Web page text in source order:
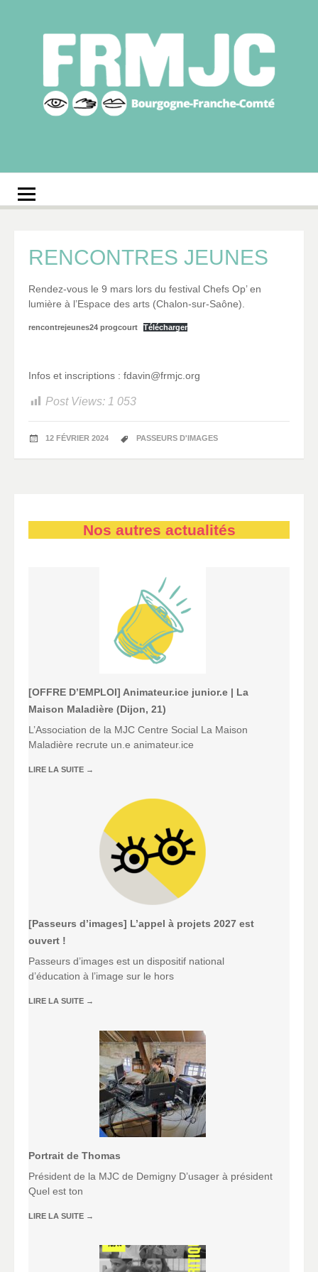
régionale des MJC
Bourgogne-Franche-
RENCONTRES JEUNES
Rendez-vous le 9 mars lors du festival Chefs Op’ en
lumière à l’Espace des arts (Chalon-sur-Saône).
rencontrejeunes24 progcourt Télécharger
Infos et inscriptions : fdavin@frmjc.org
Post Views: 1 053
12 FÉVRIER 2024 PASSEURS D'IMAGES
Nos autres actualités
[OFFRE D’EMPLOI] Animateur.ice junior.e | La
Maison Maladière (Dijon, 21)
L’Association de la MJC Centre Social La Maison
Maladière recrute un.e animateur.ice
LIRE LA SUITE →
[Passeurs d’images] L’appel à projets 2027 est
ouvert !
Passeurs d’images est un dispositif national
d’éducation à l’image sur le hors
LIRE LA SUITE →
Portrait de Thomas
Président de la MJC de Demigny D’usager à président
Quel est ton
LIRE LA SUITE →